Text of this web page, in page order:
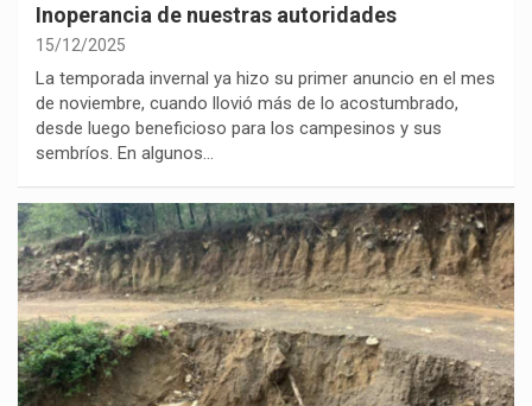
Inoperancia de nuestras autoridades
15/12/2025
La temporada invernal ya hizo su primer anuncio en el mes
de noviembre, cuando llovió más de lo acostumbrado,
desde luego beneficioso para los campesinos y sus
sembríos. En algunos…